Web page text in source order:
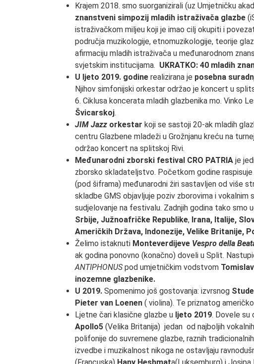
Krajem 2018. smo suorganizirali (uz Umjetničku
znanstveni simpozij mladih istraživača glazbe
istraživačkom miljeu koji je imao cilj okupiti i
područja muzikologije, etnomuzikologije, teorije
afirmaciju mladih istraživača u međunarodnom
svjetskim institucijama. UKRATKO: 40 mladih
U ljeto 2019. godine realizirana je posebna
Njihov simfonijski orkestar održao je koncert u
6. Ciklusa koncerata mladih glazbenika mo. Vinko
Švicarskoj.
JIM Jazz orkestar koji se sastoji 20-ak mladih
centru Glazbene mladeži u Grožnjanu kreću na
održao koncert na splitskoj Rivi.
Međunarodni zborski festival CRO PATRIA je
zborsko skladateljstvo. Početkom godine
(pod šiframa) međunarodni žiri sastavljen od više
skladbe GMS objavljuje poziv zborovima i vokalnim
sudjelovanje na festivalu. Zadnjih godina tako
Srbije, Južnoafričke Republike, Irana, Italije,
Američkih Država, Indonezije, Velike Britanije,
Želimo istaknuti Monteverdijeve Vespro della
ak godina ponovno (konačno) doveli u Split.
ANTIPHONUSpod umjetničkim vodstvom
inozemne glazbenike.
U 2019. Spomenimo još gostovanja: izvrsnog
Pieter van Loenen ( violina). Te priznatog
Ljetne čari klasične glazbe u ljeto 2019. Dovele su
Apollo5 (Velika Britanija) jedan od najboljih
polifonije do suvremene glazbe, raznih
izvedbe i muzikalnost nikoga ne ostavljaju